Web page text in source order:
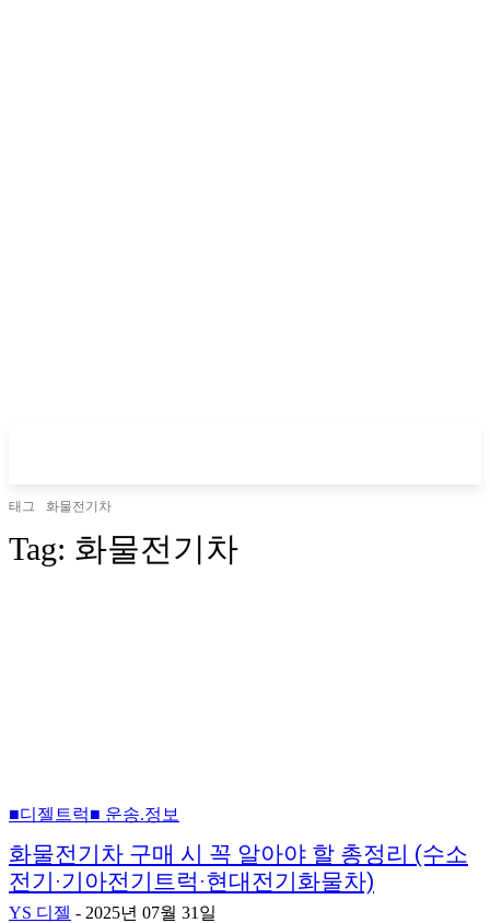
태그 화물전기차
Tag: 화물전기차
■디젤트럭■ 운송.정보
화물전기차 구매 시 꼭 알아야 할 총정리 (수소
전기·기아전기트럭·현대전기화물차)
YS 디젤 - 2025년 07월 31일